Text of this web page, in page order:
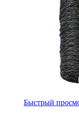
Быстрый